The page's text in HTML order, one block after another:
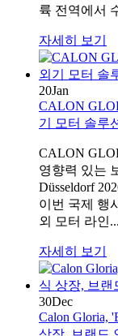
륙 전역에서
자세히 보기
20Jan
CALON
기 모터 솔루
CALON
영향력 있는
Düsseldorf
이번 국제 행
외 모터 라인...
자세히 보기
30Dec
Calon Gloria,